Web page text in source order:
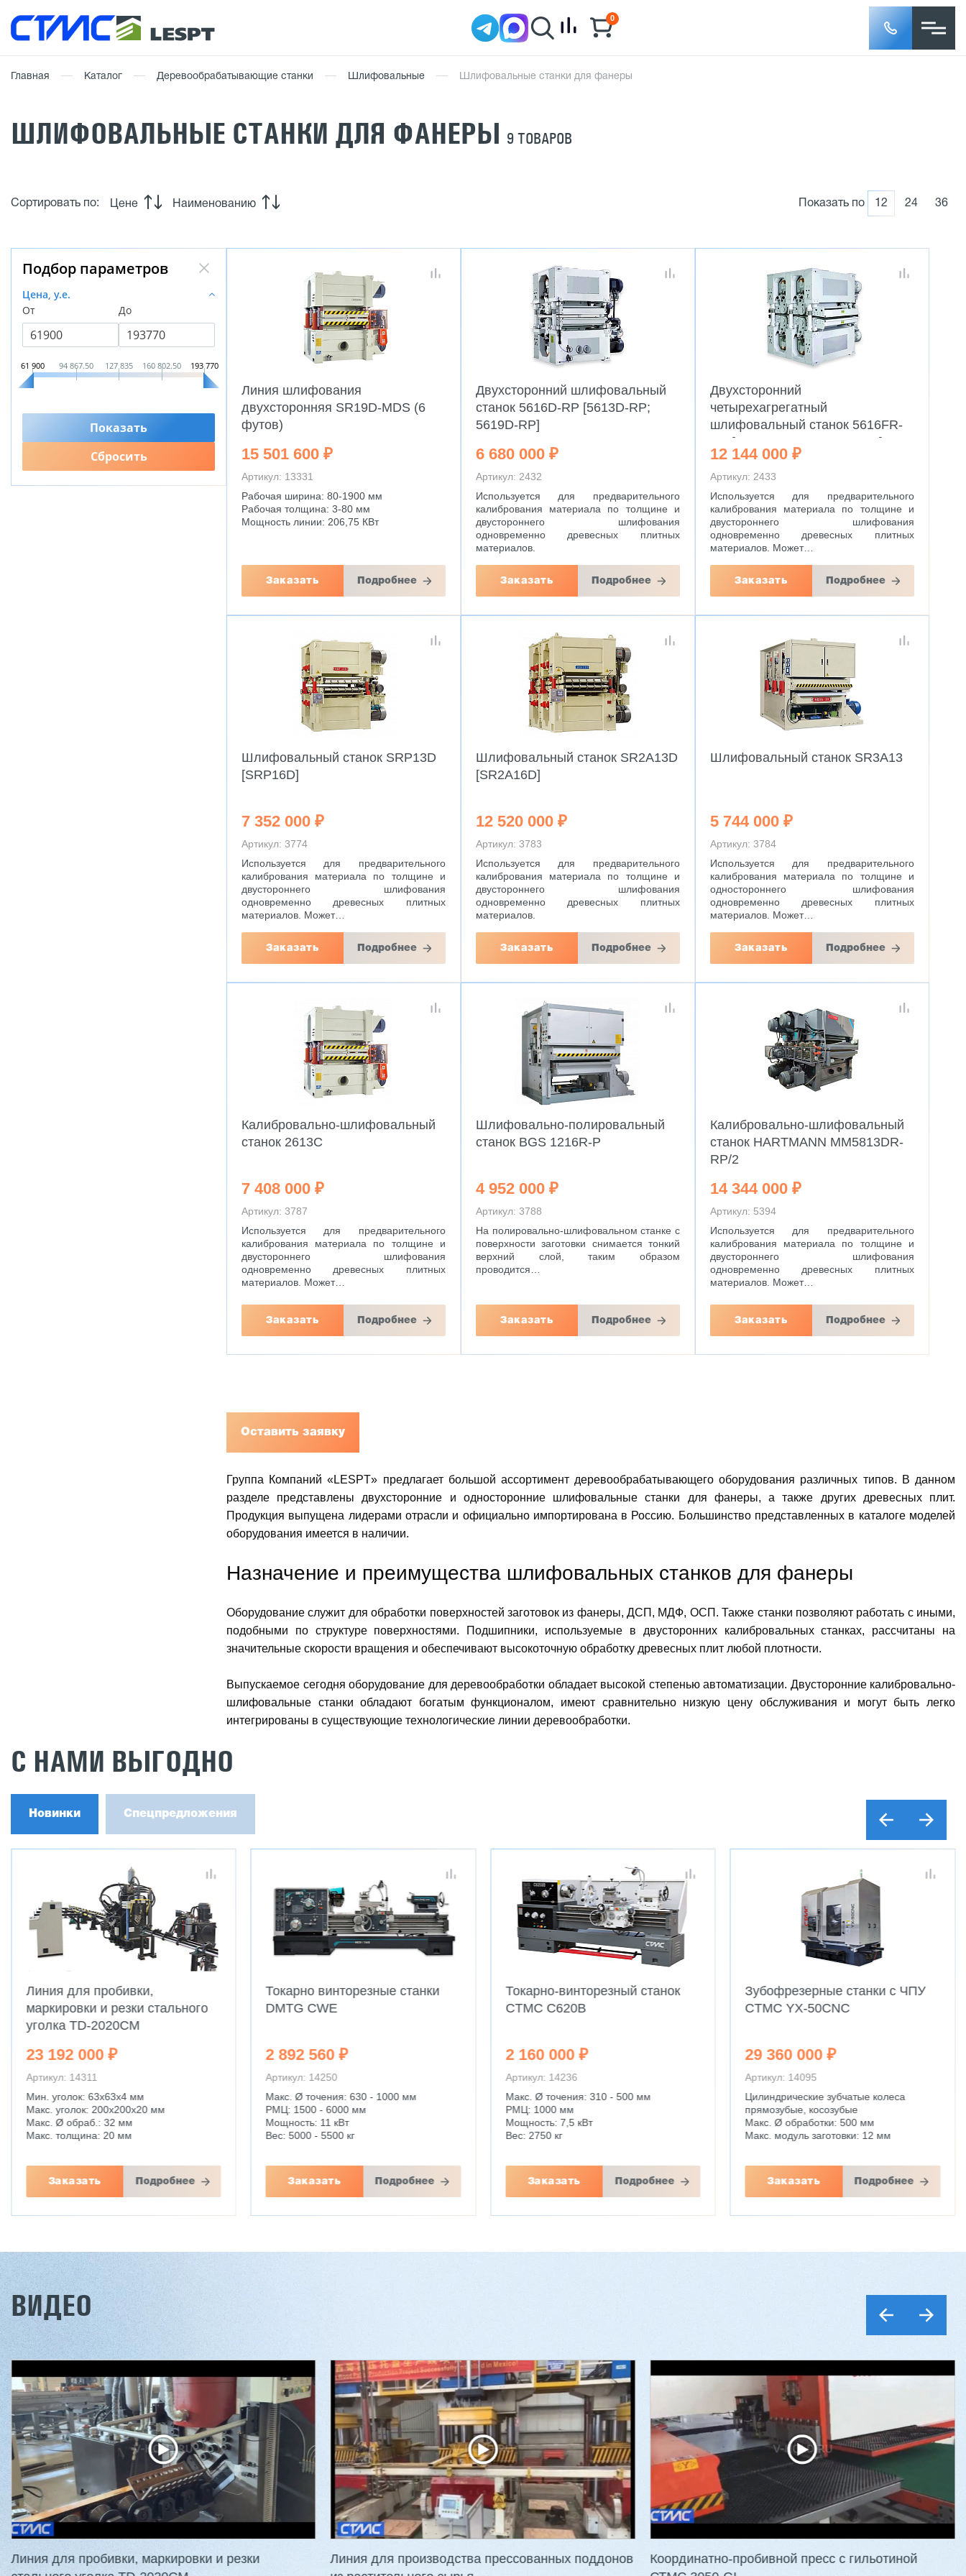
0
Главная Каталог Деревообрабатывающие станки Шлифовальные Шлифовальные станки для фанеры
ШЛИФОВАЛЬНЫЕ СТАНКИ ДЛЯ ФАНЕРЫ 9 ТОВАРОВ
Сортировать по: Цене Наименованию Показать по 12 24 36
Подбор параметров
Цена, у.е.
От
До
61 900 94 867.50 127 835 160 802.50 193 770
Линия шлифования
двухсторонняя SR19D-MDS (6
футов)
15 501 600 ₽
Артикул: 13331
Рабочая ширина: 80-1900 мм
Рабочая толщина: 3-80 мм
Мощность линии: 206,75 КВт
Заказать Подробнее
Двухсторонний шлифовальный
станок 5616D-RP [5613D-RP;
5619D-RP]
6 680 000 ₽
Артикул: 2432
Используется для предварительного
калибрования материала по толщине и
двустороннего шлифования
одновременно древесных плитных
материалов.
Заказать Подробнее
Двухсторонний
четырехагрегатный
шлифовальный станок 5616FR-
RP [5613FR-RP; 5619FR-RP]
12 144 000 ₽
Артикул: 2433
Используется для предварительного
калибрования материала по толщине и
двустороннего шлифования
одновременно древесных плитных
материалов. Может…
Заказать Подробнее
Шлифовальный станок SRP13D
[SRP16D]
7 352 000 ₽
Артикул: 3774
Используется для предварительного
калибрования материала по толщине и
двустороннего шлифования
одновременно древесных плитных
материалов. Может…
Заказать Подробнее
Шлифовальный станок SR2A13D
[SR2A16D]
12 520 000 ₽
Артикул: 3783
Используется для предварительного
калибрования материала по толщине и
двустороннего шлифования
одновременно древесных плитных
материалов.
Заказать Подробнее
Шлифовальный станок SR3A13
5 744 000 ₽
Артикул: 3784
Используется для предварительного
калибрования материала по толщине и
одностороннего шлифования
одновременно древесных плитных
материалов. Может…
Заказать Подробнее
Калибровально-шлифовальный
станок 2613C
7 408 000 ₽
Артикул: 3787
Используется для предварительного
калибрования материала по толщине и
двустороннего шлифования
одновременно древесных плитных
материалов. Может…
Заказать Подробнее
Шлифовально-полировальный
станок BGS 1216R-P
4 952 000 ₽
Артикул: 3788
На полировально-шлифовальном станке с
поверхности заготовки снимается тонкий
верхний слой, таким образом
проводится…
Заказать Подробнее
Калибровально-шлифовальный
станок HARTMANN MM5813DR-
RP/2
14 344 000 ₽
Артикул: 5394
Используется для предварительного
калибрования материала по толщине и
двустороннего шлифования
одновременно древесных плитных
материалов. Может…
Заказать Подробнее
Оставить заявку
Группа Компаний «LESPT» предлагает большой ассортимент деревообрабатывающего оборудования различных типов. В данном
разделе представлены двухсторонние и односторонние шлифовальные станки для фанеры, а также других древесных плит.
Продукция выпущена лидерами отрасли и официально импортирована в Россию. Большинство представленных в каталоге моделей
оборудования имеется в наличии.
Назначение и преимущества шлифовальных станков для фанеры
Оборудование служит для обработки поверхностей заготовок из фанеры, ДСП, МДФ, ОСП. Также станки позволяют работать с иными,
подобными по структуре поверхностями. Подшипники, используемые в двусторонних калибровальных станках, рассчитаны на
значительные скорости вращения и обеспечивают высокоточную обработку древесных плит любой плотности.
Выпускаемое сегодня оборудование для деревообработки обладает высокой степенью автоматизации. Двусторонние калибровально-
шлифовальные станки обладают богатым функционалом, имеют сравнительно низкую цену обслуживания и могут быть легко
интегрированы в существующие технологические линии деревообработки.
С НАМИ ВЫГОДНО
Новинки Спецпредложения
Линия для пробивки,
маркировки и резки стального
уголка TD-2020CM
23 192 000 ₽
Артикул: 14311
Мин. уголок: 63x63x4 мм
Макс. уголок: 200x200x20 мм
Макс. Ø обраб.: 32 мм
Макс. толщина: 20 мм
Заказать Подробнее
Токарно винторезные станки
DMTG CWE
2 892 560 ₽
Артикул: 14250
Макс. Ø точения: 630 - 1000 мм
РМЦ: 1500 - 6000 мм
Мощность: 11 кВт
Вес: 5000 - 5500 кг
Заказать Подробнее
Токарно-винторезный станок
CTMC C620B
2 160 000 ₽
Артикул: 14236
Макс. Ø точения: 310 - 500 мм
РМЦ: 1000 мм
Мощность: 7,5 кВт
Вес: 2750 кг
Заказать Подробнее
Зубофрезерные станки с ЧПУ
CTMC YX-50CNC
29 360 000 ₽
Артикул: 14095
Цилиндрические зубчатые колеса
прямозубые, косозубые
Макс. Ø обработки: 500 мм
Макс. модуль заготовки: 12 мм
Заказать Подробнее
Двухсторонний шипорез
MX6015
2 832 000 ₽
3 176 000 ₽
Артикул: 2497
Длина заготовки: 400-1500 мм
Макс. ширина заготовки: 580 мм
Станок проходного типа
Узлы: 4 пилы, 2 фрезы
Вес: 3800 кг
Вакуумный стопоукладчик VS-
5/1
2 432 000 ₽
2 680 000 ₽
Артикул: 3090
Длина шпона: 1700 мм
Ширина шпона: 1700 мм
Толщина шпона: 1,0 - 3,0 мм
Масса: 4800 кг
Лущильный станок
(комбинированный)
HARTMANN PRIME BX-17G
3 624 000 ₽
3 736 000 ₽
Артикул: 3088
Длина чурака: до 1700 мм
Ø чурака: 90-500 мм
Толщина шпона: 0,5-3,0 мм
Мощность: 38,9 кВт
Шестишпиндельный станок VH-
M621A, VH-M623A
3 016 000 ₽
3 112 000 ₽
Артикул: 2411
Сечение заготовки: 210 х 140 мм
Кол-во шпинделей: 6 шт.
Скорость подачи: 6 - 36 м/мин
Мощность: 41,25 кВт
ВИДЕО
Линия для пробивки, маркировки и резки
Линия для производства прессованных поддонов
Координатно-пробивной пресс с гильотиной